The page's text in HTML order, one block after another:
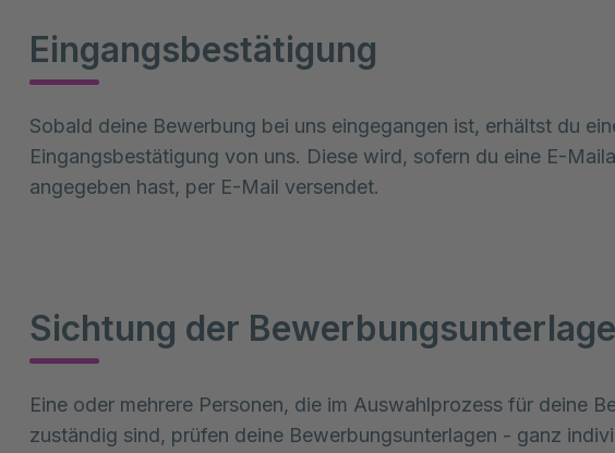
Eingangsbestätigung
Sobald deine Bewerbung bei uns eingegangen ist, erhältst du
Eingangsbestätigung von uns. Diese wird, sofern du eine E-
angegeben hast, per E-Mail versendet.
Sichtung der
Eine oder mehrere Personen, die im Auswahlprozess für deine
zuständig sind, prüfen deine Bewerbungsunterlagen - ganz